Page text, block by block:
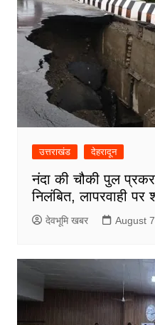
उत्तराखंड देहरादून
नंदा की चौकी पुल
निलंबित, लापरवाही पर
देवभूमि खबर August